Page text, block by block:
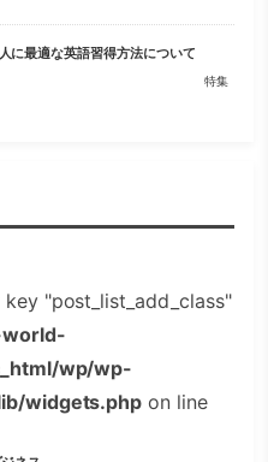
に最適な英語習得方法について
特集
"post_list_add_class"
wp/wp-
widgets.php on line